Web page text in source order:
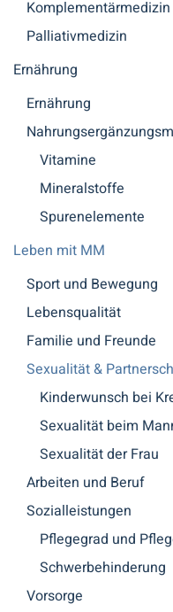
Komplementärmedizin
Palliativmedizin
Ernährung
Ernährung
Vitamine
Mineralstoffe
Spurenelemente
Leben mit MM
Sport und Bewegung
Lebensqualität
Familie und Freunde
Sexualität &
Kinderwunsch bei
Sexualität beim
Sexualität der Frau
Arbeiten und Beruf
Sozialleistungen
Pflegegrad und
Schwerbehinderung
Vorsorge